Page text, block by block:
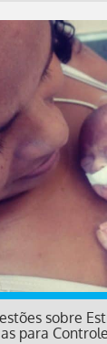
sobre
para